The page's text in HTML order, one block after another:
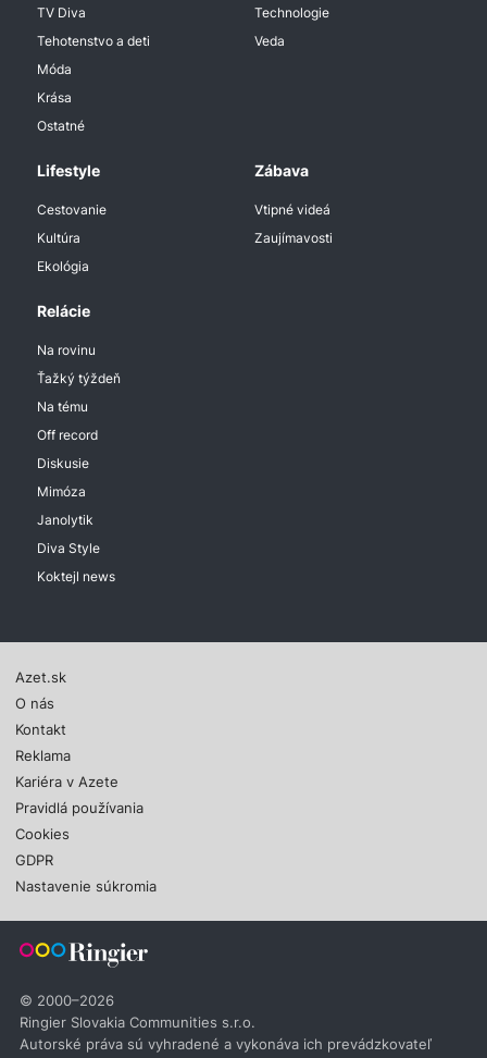
TV Diva
Tehotenstvo a deti
Móda
Krása
Ostatné
Technologie
Veda
Lifestyle
Cestovanie
Kultúra
Ekológia
Zábava
Vtipné videá
Zaujímavosti
Relácie
Na rovinu
Ťažký týždeň
Na tému
Off record
Diskusie
Mimóza
Janolytik
Diva Style
Koktejl news
Azet.sk
O nás
Kontakt
Reklama
Kariéra v Azete
Pravidlá používania
Cookies
GDPR
Nastavenie súkromia
© 2000–2026
Ringier Slovakia Communities s.r.o.
Autorské práva sú vyhradené a vykonáva ich prevádzkovateľ